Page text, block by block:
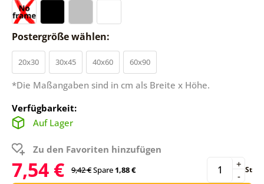
Postergröße wählen:
20x30 30x45 40x60 60x90
*Die Maßangaben sind in cm als Breite x Höhe.
Verfügbarkeit:
Auf Lager
Zu den Favoriten hinzufügen
7,54 € 9,42 €Spare1,88 € -
+ St